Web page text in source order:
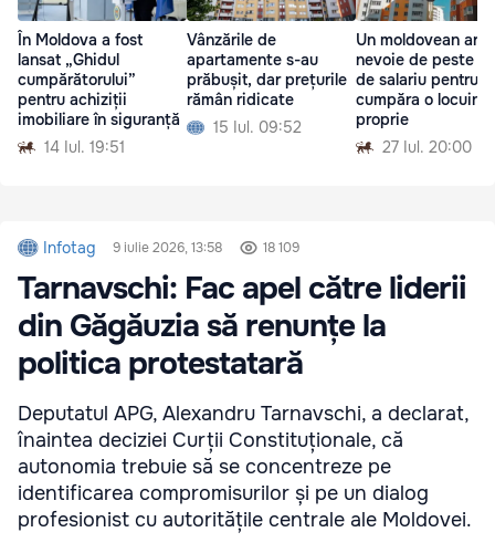
În Moldova a fost
lansat „Ghidul
cumpărătorului”
pentru achiziții
imobiliare în siguranță
14 Iul. 19:51
Vânzările de
apartamente s-au
prăbușit, dar prețurile
rămân ridicate
15 Iul. 09:52
Un moldovean are
nevoie de peste
de salariu pentru
cumpăra o locuință
proprie
27 Iul. 20:00
Infotag 9 iulie 2026, 13:58 18 109
Tarnavschi: Fac apel către liderii
din Găgăuzia să renunțe la
politica protestatară
Deputatul APG, Alexandru Tarnavschi, a declarat,
înaintea deciziei Curții Constituționale, că
autonomia trebuie să se concentreze pe
identificarea compromisurilor și pe un dialog
profesionist cu autoritățile centrale ale Moldovei.